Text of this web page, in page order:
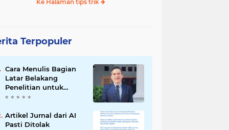
Ke Halaman tips trik
Terpopuler
Cara Menulis Bagian
Latar Belakang
Penelitian untuk
Proposal Skripsi
Artikel Jurnal dari AI
Pasti Ditolak